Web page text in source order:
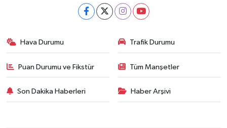
Hava Durumu Trafik Durumu
Puan Durumu ve Fikstür Tüm Manşetler
Son Dakika Haberleri Haber Arşivi